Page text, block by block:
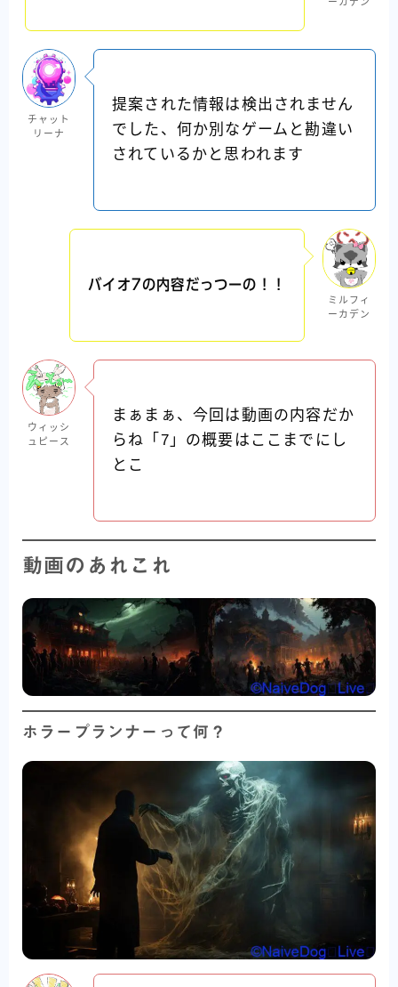
チャット
リーナ
提案された情報は検出されません
でした、何か別なゲームと勘違い
されているかと思われます
バイオ7の内容だっつーの！！
ミルフィ
ーカデン
ウィッシ
ュピース
まぁまぁ、今回は動画の内容だか
らね「7」の概要はここまでにし
とこ
動画のあれこれ
ホラープランナーって何？